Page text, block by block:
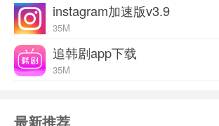
4.观看任何Instagram卷轴视频并与朋友分
instagram正版软件的优势
1.直接从您的手机库中上传照片和视频。
instagram加速版v3.9
35M
追韩剧app下载
35M
最新推荐